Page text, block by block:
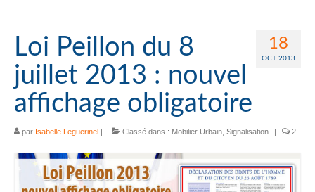
Qui sommes-nous ?
Accéder à Signals
18
OCT 2013
Loi Peillon du 8
juillet 2013 : nouvel
affichage obligatoire
par Isabelle Leguerinel | Classé dans : Mobilier Urbain Signalisation | 2